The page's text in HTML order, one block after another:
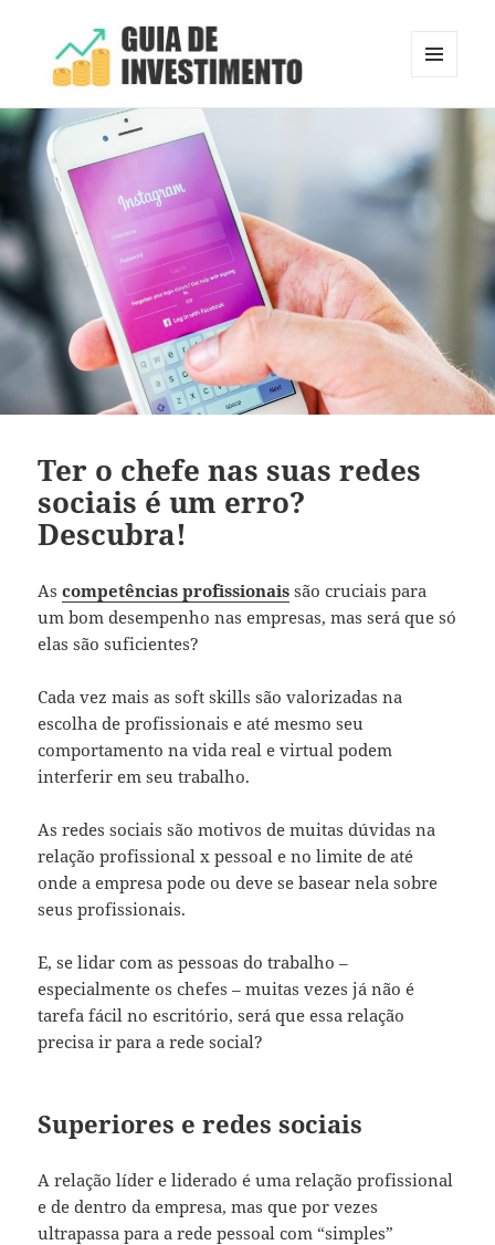
Guia de Investimento
E
Ter o chefe nas suas redes
sociais é um erro?
Descubra!
Ascompetências profissionais são cruciais para
um bom desempenho nas empresas, mas será que só
elas são suficientes?
Cada vez mais as soft skills são valorizadas na
escolha de profissionais e até mesmo seu
comportamento na vida real e virtual podem
interferir em seu trabalho.
As redes sociais são motivos de muitas dúvidas na
relação profissional x pessoal e no limite de até
onde a empresa pode ou deve se basear nela sobre
seus profissionais.
E, se lidar com as pessoas do trabalho –
especialmente os chefes – muitas vezes já não é
tarefa fácil no escritório, será que essa relação
precisa ir para a rede social?
Superiores e redes sociais
A relação líder e liderado é uma relação profissional
e de dentro da empresa, mas que por vezes
ultrapassa para a rede pessoal com “simples”